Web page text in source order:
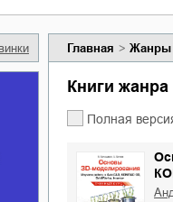
Главная Жанры
Книги
Полная